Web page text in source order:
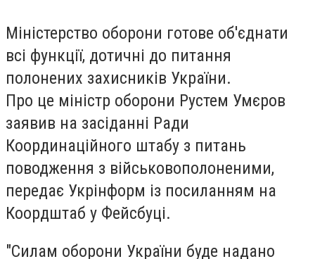
Міністерство оборони готове об'єднати
всі функції, дотичні до питання
полонених захисників України.
Про це міністр оборони Рустем Умєров
заявив на засіданні Ради
Координаційного штабу з питань
поводження з військовополоненими,
передає Укрінформ із посиланням на
Коордштаб у Фейсбуці.
"Силам оборони України буде надано